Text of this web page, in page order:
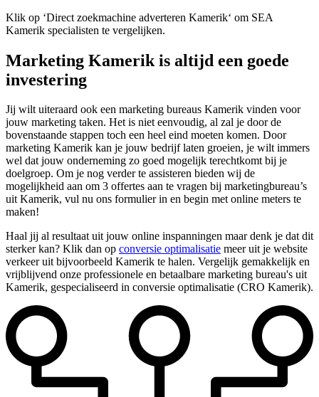
Klik op ‘Direct zoekmachine adverteren Kamerik‘ om SEA
Kamerik specialisten te vergelijken.
Marketing Kamerik is altijd een goede
investering
Jij wilt uiteraard ook een marketing bureaus Kamerik vinden voor
jouw marketing taken. Het is niet eenvoudig, al zal je door de
bovenstaande stappen toch een heel eind moeten komen. Door
marketing Kamerik kan je jouw bedrijf laten groeien, je wilt immers
wel dat jouw onderneming zo goed mogelijk terechtkomt bij je
doelgroep. Om je nog verder te assisteren bieden wij de
mogelijkheid aan om 3 offertes aan te vragen bij marketingbureau’s
uit Kamerik, vul nu ons formulier in en begin met online meters te
maken!
Haal jij al resultaat uit jouw online inspanningen maar denk je dat dit
sterker kan? Klik dan op conversie optimalisatie meer uit je website
verkeer uit bijvoorbeeld Kamerik te halen. Vergelijk gemakkelijk en
vrijblijvend onze professionele en betaalbare marketing bureau's uit
Kamerik, gespecialiseerd in conversie optimalisatie (CRO Kamerik).